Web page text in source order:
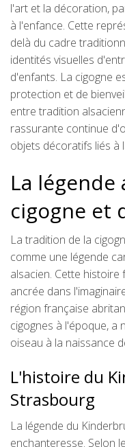
l'art et la décoration,
à l'enfance. Cette
delà du cadre
identités visuelles
d'enfants. La cigogne
protection et de
entre tradition
rassurante continue
objets décoratifs liés à
La légende
cigogne et
La tradition de la
comme une légende
alsacien. Cette histoire
ancrée dans
région française
cigognes à l'époque, a
oiseau à la naissance
L'histoire du
Strasbourg
La légende du
enchanteresse. Selon